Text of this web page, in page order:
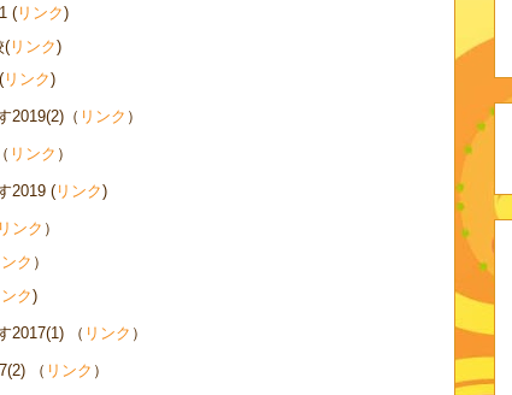
(リンク)
(リンク)
リンク)
2019(2)（ リンク ）
リンク ）
2019 ( リンク)
ンク ）
ク ）
ク)
2017(1) （ リンク ）
（ リンク ）